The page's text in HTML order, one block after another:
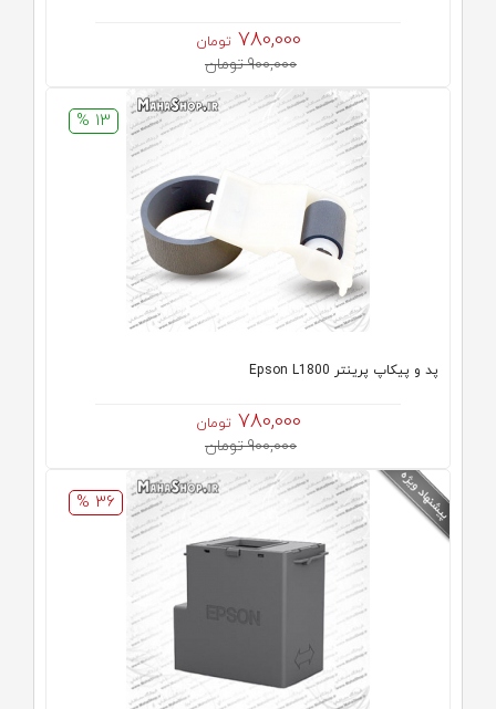
780,000 تومان
900,000 تومان
13 %
پد و پیکاپ پرینتر Epson L1800
780,000 تومان
900,000 تومان
36 %